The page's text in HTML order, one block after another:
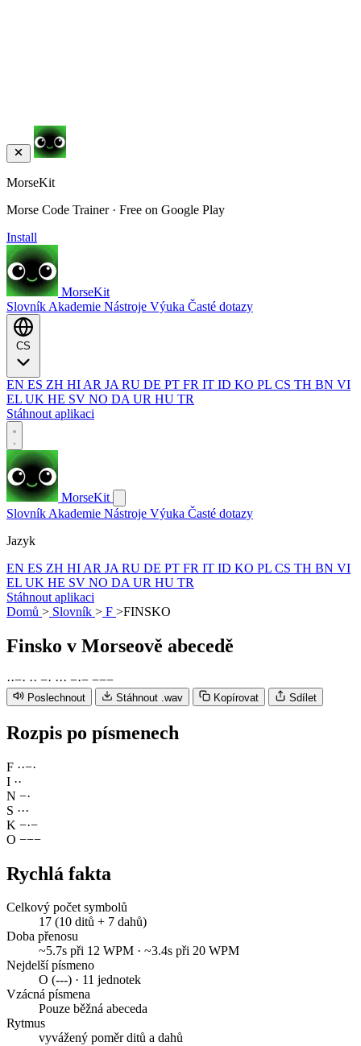
MorseKit
Morse Code Trainer · Free on Google Play
Install
MorseKit
Slovník Akademie Nástroje Výuka Časté dotazy
EN ES ZH HI AR JA RU DE PT FR IT ID KO PL CS TH BN VI
EL UK HE SV NO DA UR HU TR
Stáhnout aplikaci
MorseKit
Slovník Akademie Nástroje Výuka Časté dotazy
Jazyk
EN ES ZH HI AR JA RU DE PT FR IT ID KO PL CS TH BN VI
EL UK HE SV NO DA UR HU TR
Stáhnout aplikaci
Domů > Slovník > F >FINSKO
Finsko v Morseově abecedě
··−· ·· −· ··· −·− −−−
Poslechnout Stáhnout .wav Kopírovat Sdílet
Rozpis po písmenech
F ··−·
I ··
N −·
S ···
K −·−
O −−−
Rychlá fakta
Celkový počet symbolů
17 (10 ditů + 7 dahů)
Doba přenosu
~5.7s při 12 WPM · ~3.4s při 20 WPM
Nejdelší písmeno
O (---) · 11 jednotek
Vzácná písmena
Pouze běžná abeceda
Rytmus
vyvážený poměr ditů a dahů